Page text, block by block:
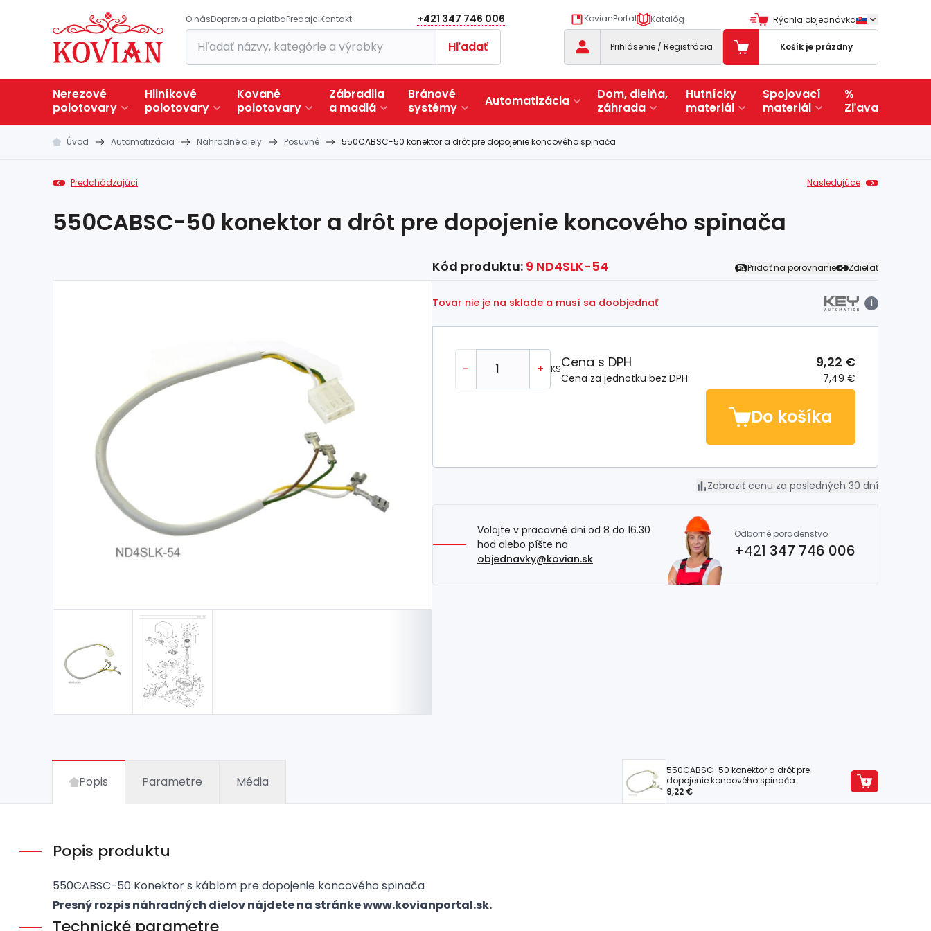
O násDoprava a platbaPredajciKontakt +421 347 746 006 KovianPortal Katalóg Rýchla objednávka
Hľadať Prihlásenie / Registrácia Košík je prázdny
Nerezové
polotovary
Hliníkové
polotovary
Kované
polotovary
Zábradlia
a madlá
Bránové
systémy
Automatizácia
Dom, dielňa,
záhrada
Hutnícky
materiál
Spojovací
materiál
%
Zľava
Úvod Automatizácia Náhradné diely Posuvné 550CABSC-50 konektor a drôt pre dopojenie koncového spinača
Predchádzajúci Nasledujúce
550CABSC-50 konektor a drôt pre dopojenie koncového spinača
Kód produktu: 9 ND4SLK-54 Pridať na porovnanie Zdieľať
Tovar nie je na sklade a musí sa doobjednať i
- + KS
Cena za jednotku bez DPH: 7,49 €
Cena s DPH 9,22 €
Do košíka
Zobraziť cenu za posledných 30 dní
Volajte v pracovné dni od 8 do 16.30
hod alebo píšte na
objednavky@kovian.sk
Odborné poradenstvo
+421 347 746 006
Popis Parametre Média
550CABSC-50 konektor a drôt pre
dopojenie koncového spinača
9,22 €
Popis produktu
550CABSC-50 Konektor s káblom pre dopojenie koncového spinača
Presný rozpis náhradných dielov nájdete na stránkewww.kovianportal.sk.